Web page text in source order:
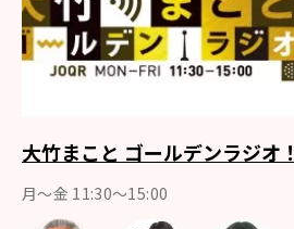
大竹まこと ゴールデンラジオ！
月〜金 11:30～15:00